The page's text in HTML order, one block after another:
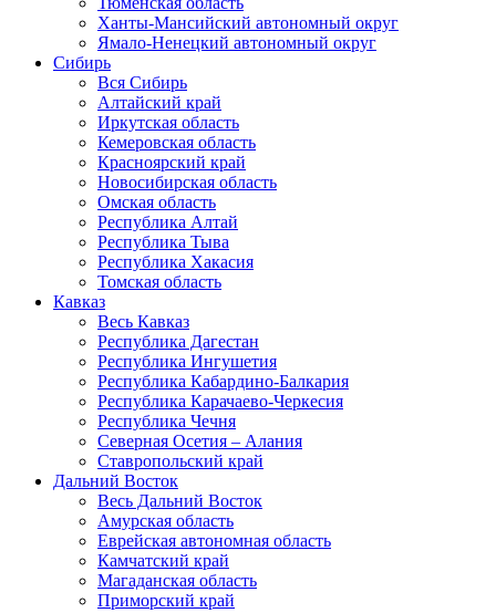
Ханты-Мансийский автономный округ
Ямало-Ненецкий автономный округ
Сибирь
Вся Сибирь
Алтайский край
Иркутская область
Кемеровская область
Красноярский край
Новосибирская область
Омская область
Республика Алтай
Республика Тыва
Республика Хакасия
Томская область
Кавказ
Весь Кавказ
Республика Дагестан
Республика Ингушетия
Республика Кабардино-Балкария
Республика Карачаево-Черкесия
Республика Чечня
Северная Осетия – Алания
Ставропольский край
Дальний Восток
Весь Дальний Восток
Амурская область
Еврейская автономная область
Камчатский край
Магаданская область
Приморский край